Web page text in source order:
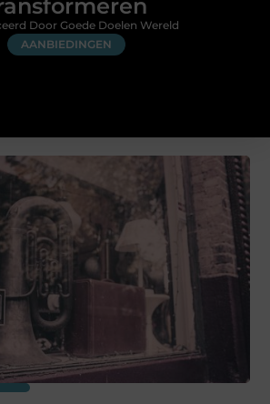
AANBIEDINGEN
Door Goede Doelen Wereld